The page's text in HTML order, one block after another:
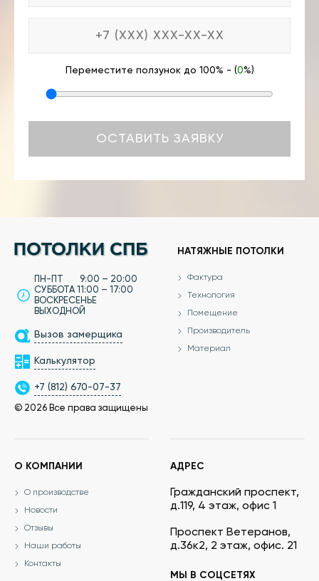
Переместите ползунок до 100% - (0%)
ПН-ПТ 9:00 – 20:00
СУББОТА 11:00 – 17:00
ВОСКРЕСЕНЬЕ
ВЫХОДНОЙ
Вызов замерщика
Калькулятор
+7 (812) 670-07-37
© 2026 Все права защищены
НАТЯЖНЫЕ ПОТОЛКИ
Фактура
Технология
Помещение
Производитель
Материал
О КОМПАНИИ
О производстве
Новости
Отзывы
Наши работы
Контакты
АДРЕС
Гражданский проспект,
д.119, 4 этаж, офис 1
Проспект Ветеранов,
д.36к2, 2 этаж, офис. 21
МЫ В СОЦСЕТЯХ